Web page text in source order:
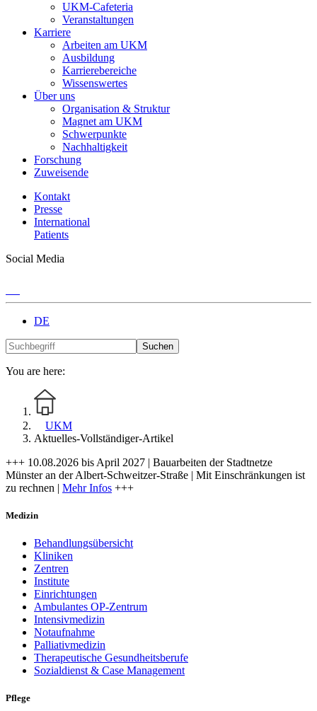
UKM-Cafeteria
Veranstaltungen
Karriere
Arbeiten am UKM
Ausbildung
Karrierebereiche
Wissenswertes
Über uns
Organisation & Struktur
Magnet am UKM
Schwerpunkte
Nachhaltigkeit
Forschung
Zuweisende
Kontakt
Presse
International
Patients
Social Media
DE
Suchen
You are here:
UKM
Aktuelles-Vollständiger-Artikel
+++ 10.08.2026 bis April 2027 | Bauarbeiten der Stadtnetze
Münster an der Albert-Schweitzer-Straße | Mit Einschränkungen ist
zu rechnen | Mehr Infos +++
Medizin
Behandlungsübersicht
Kliniken
Zentren
Institute
Einrichtungen
Ambulantes OP-Zentrum
Intensivmedizin
Notaufnahme
Palliativmedizin
Therapeutische Gesundheitsberufe
Sozialdienst & Case Management
Pflege